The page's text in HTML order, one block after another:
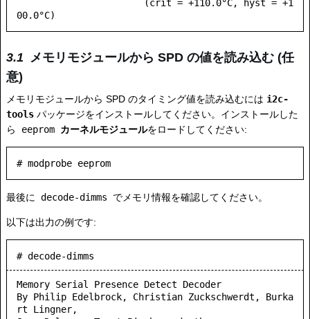
メモリモジュールから SPD の値を読み込む (任
意)
メモリモジュールから SPD のタイミング値を読み込むには i2c-
tools パッケージをインストールしてください。インストールした
ら
eeprom カーネルモジュールをロードしてください:
最後に decode-dimms でメモリ情報を確認してください。
以下は出力の例です:
# decode-dimms
Memory Serial Presence Detect Decoder
By Philip Edelbrock, Christian Zuckschwerdt, Burka
rt Lingner,